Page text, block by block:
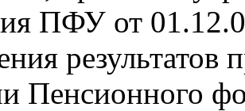
ПФУ от
результатов
Пенсионного